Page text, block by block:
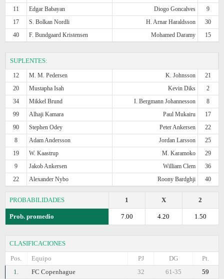
11
Edgar Babayan Diogo Goncalves
9
17
S. Bolkan Nordli H. Arnar Haraldsson
30
40
F. Bundgaard Kristensen Mohamed Daramy 15
SUPLENTES:
12 M. M. Pedersen K. Johnsson
21
20
Mustapha Isah Kevin Diks
2
34
Mikkel Brund I. Bergmann Johannesson
8
99
Alhaji Kamara Paul Mukairu
17
90
Stephen Odey Peter Ankersen
22
8
Adam Andersson Jordan Larsson
25
19
W. Kaastrup M. Karamoko
29
9
Jakob Ankersen William Clem
36
22
Alexander Nybo Roony Bardghji 40
PROBABILIDADES 2
X
1
Prob. promedio 1.50
4.20
7.00
CLASIFICACIONES
Pos.
Equipo Pt.
DG
PJ
1.
FC Copenhague 59
61-35
32